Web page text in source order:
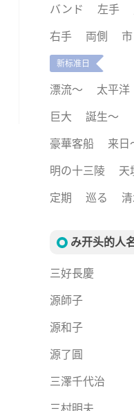
バンド
左手
右手
両側 市
新标准日
漂流～ 太平洋
巨大
誕生～
豪華客船
来日
明の十三陵
天
定期
巡る
み开头的人
三好長慶
源師子
源和子
源了圓
三澤千代治
三村明夫